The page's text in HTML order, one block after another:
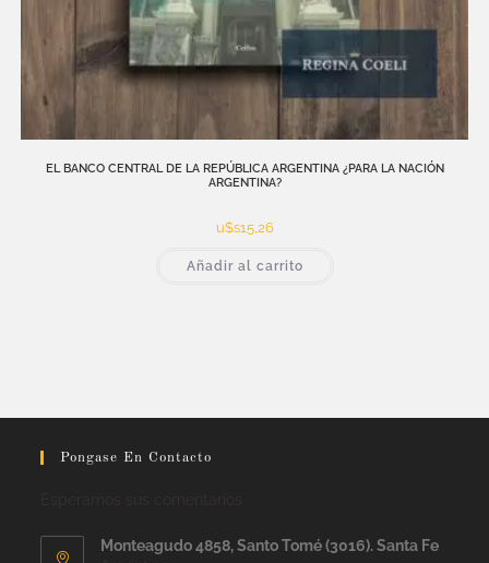
EL BANCO CENTRAL DE LA REPÚBLICA ARGENTINA ¿PARA LA NACIÓN
ARGENTINA?
u$s15,26
Añadir al carrito
Pongase En Contacto
Monteagudo 4858, Santo Tomé (3016). Santa Fe